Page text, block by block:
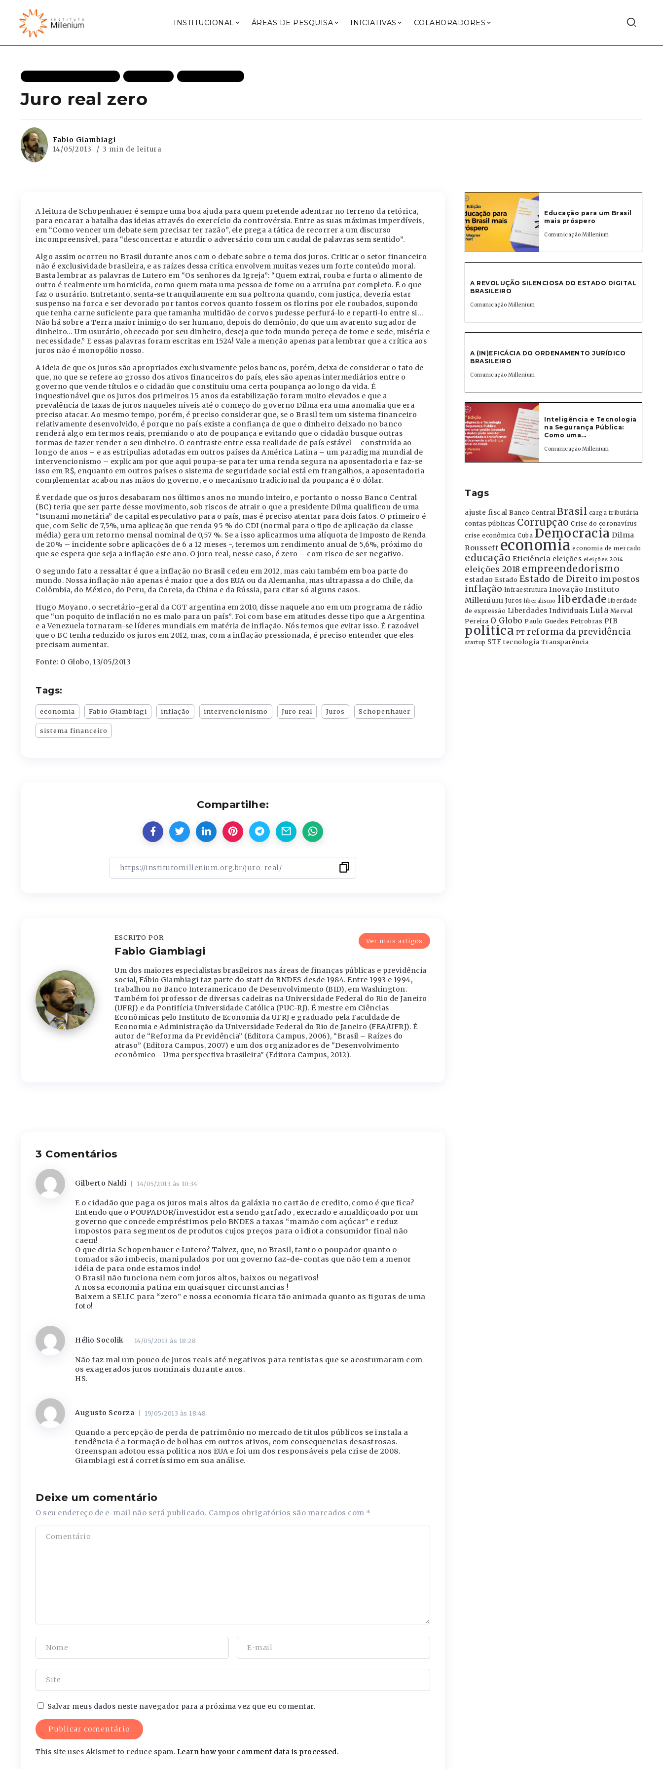
INSTITUCIONAL ÁREAS DE PESQUISA INICIATIVAS COLABORADORES
Juro real zero
Fabio Giambiagi
14/05/2013 3 min de leitura
A leitura de Schopenhauer é sempre uma boa ajuda para quem pretende adentrar no terreno da retórica,
para encarar a batalha das ideias através do exercício da controvérsia. Entre as suas máximas imperdíveis,
em “Como vencer um debate sem precisar ter razão”, ele prega a tática de recorrer a um discurso
incompreensível, para “desconcertar e aturdir o adversário com um caudal de palavras sem sentido”.
Algo assim ocorreu no Brasil durante anos com o debate sobre o tema dos juros. Criticar o setor financeiro
não é exclusividade brasileira, e as raízes dessa crítica envolvem muitas vezes um forte conteúdo moral.
Basta lembrar as palavras de Lutero em “Os senhores da Igreja”: “Quem extrai, rouba e furta o alimento de
outro é realmente um homicida, como quem mata uma pessoa de fome ou a arruína por completo. É o que
faz o usurário. Entretanto, senta-se tranquilamente em sua poltrona quando, com justiça, deveria estar
suspenso na forca e ser devorado por tantos corvos quanto fossem os florins por ele roubados, supondo
que tenha carne suficiente para que tamanha multidão de corvos pudesse perfurá-lo e reparti-lo entre si…
Não há sobre a Terra maior inimigo do ser humano, depois do demônio, do que um avarento sugador de
dinheiro… Um usurário, obcecado por seu dinheiro, deseja que todo mundo pereça de fome e sede, miséria e
necessidade.” E essas palavras foram escritas em 1524! Vale a menção apenas para lembrar que a crítica aos
juros não é monopólio nosso.
A ideia de que os juros são apropriados exclusivamente pelos bancos, porém, deixa de considerar o fato de
que, no que se refere ao grosso dos ativos financeiros do país, eles são apenas intermediários entre o
governo que vende títulos e o cidadão que constituiu uma certa poupança ao longo da vida. É
inquestionável que os juros dos primeiros 15 anos da estabilização foram muito elevados e que a
prevalência de taxas de juros naqueles níveis até o começo do governo Dilma era uma anomalia que era
preciso atacar. Ao mesmo tempo, porém, é preciso considerar que, se o Brasil tem um sistema financeiro
relativamente desenvolvido, é porque no país existe a confiança de que o dinheiro deixado no banco
renderá algo em termos reais, premiando o ato de poupança e evitando que o cidadão busque outras
formas de fazer render o seu dinheiro. O contraste entre essa realidade de país estável – construída ao
longo de anos – e as estripulias adotadas em outros países da América Latina – um paradigma mundial de
intervencionismo – explicam por que aqui poupa-se para ter uma renda segura na aposentadoria e faz-se
isso em R$, enquanto em outros países o sistema de seguridade social está em frangalhos, a aposentadoria
complementar acabou nas mãos do governo, e o mecanismo tradicional da poupança é o dólar.
É verdade que os juros desabaram nos últimos anos no mundo inteiro, e portanto o nosso Banco Central
(BC) teria que ser parte desse movimento, sob riscos de atrair o que a presidente Dilma qualificou de uma
“tsunami monetária” de capital especulativo para o país, mas é preciso atentar para dois fatos. O primeiro é
que, com Selic de 7,5%, uma aplicação que renda 95 % do CDI (normal para o tipo de aplicação da classe
média) gera um retorno mensal nominal de 0,57 %. Se a isso aplicarmos uma alíquota de Imposto de Renda
de 20% – incidente sobre aplicações de 6 a 12 meses -, teremos um rendimento anual de 5,6%, próximo do
que se espera que seja a inflação este ano. O juro real, nesse caso, é zero – com risco de ser negativo.
O segundo fato a ressaltar é que a inflação no Brasil cedeu em 2012, mas caiu também em boa parte do
mundo. Nossa inflação não apenas é maior que a dos EUA ou da Alemanha, mas ultrapassa a do Chile, da
Colômbia, do México, do Peru, da Coreia, da China e da Rússia, para citar só alguns casos.
Hugo Moyano, o secretário-geral da CGT argentina em 2010, disse naquele ano em um programa de rádio
que “un poquito de inflación no es malo para un país”. Foi com base em atitudes desse tipo que a Argentina
e a Venezuela tornaram-se líderes mundiais em matéria de inflação. Nós temos que evitar isso. É razoável
que o BC tenha reduzido os juros em 2012, mas, com a inflação pressionada, é preciso entender que eles
precisam aumentar.
Fonte: O Globo, 13/05/2013
Tags:
economia Fabio Giambiagi inflação intervencionismo Juro real Juros Schopenhauer
sistema financeiro
Compartilhe:
Ver mais artigos
ESCRITO POR
Fabio Giambiagi
Um dos maiores especialistas brasileiros nas áreas de finanças públicas e previdência
social, Fábio Giambiagi faz parte do staff do BNDES desde 1984. Entre 1993 e 1994,
trabalhou no Banco Interamericano de Desenvolvimento (BID), em Washington.
Também foi professor de diversas cadeiras na Universidade Federal do Rio de Janeiro
(UFRJ) e da Pontifícia Universidade Católica (PUC-RJ). É mestre em Ciências
Econômicas pelo Instituto de Economia da UFRJ e graduado pela Faculdade de
Economia e Administração da Universidade Federal do Rio de Janeiro (FEA/UFRJ). É
autor de “Reforma da Previdência” (Editora Campus, 2006), “Brasil – Raízes do
atraso” (Editora Campus, 2007) e um dos organizadores de "Desenvolvimento
econômico - Uma perspectiva brasileira" (Editora Campus, 2012).
3 Comentários
Gilberto Naldi 14/05/2013 às 10:34
E o cidadão que paga os juros mais altos da galáxia no cartão de credito, como é que fica?
Entendo que o POUPADOR/investidor esta sendo garfado , execrado e amaldiçoado por um
governo que concede empréstimos pelo BNDES a taxas “mamão com açúcar” e reduz
impostos para segmentos de produtos cujos preços para o idiota consumidor final não
caem!
O que diria Schopenhauer e Lutero? Talvez, que, no Brasil, tanto o poupador quanto o
tomador são imbecis, manipulados por um governo faz-de-contas que não tem a menor
idéia de para onde estamos indo!
O Brasil não funciona nem com juros altos, baixos ou negativos!
A nossa economia patina em quaisquer circunstancias !
Baixem a SELIC para “zero” e nossa economia ficara tão animada quanto as figuras de uma
foto!
Hélio Socolik 14/05/2013 às 18:28
Não faz mal um pouco de juros reais até negativos para rentistas que se acostumaram com
os exagerados juros nominais durante anos.
HS.
Augusto Scorza 19/05/2013 às 18:48
Quando a percepção de perda de patrimônio no mercado de titulos públicos se instala a
tendência é a formação de bolhas em outros ativos, com consequencias desastrosas.
Greenspan adotou essa politica nos EUA e foi um dos responsáveis pela crise de 2008.
Giambiagi está corretíssimo em sua análise.
Deixe um comentário
O seu endereço de e-mail não será publicado. Campos obrigatórios são marcados com *
Salvar meus dados neste navegador para a próxima vez que eu comentar.
This site uses Akismet to reduce spam. Learn how your comment data is processed.
Educação para um Brasil
mais próspero
Comunicação Millenium
A REVOLUÇÃO SILENCIOSA DO ESTADO DIGITAL
BRASILEIRO
Comunicação Millenium
A (IN)EFICÁCIA DO ORDENAMENTO JURÍDICO
BRASILEIRO
Comunicação Millenium
Inteligência e Tecnologia
na Segurança Pública:
Como uma...
Comunicação Millenium
Tags
ajuste fiscal Banco Central Brasil carga tributária
contas públicas Corrupção Crise do coronavírus
crise econômica Cuba Democracia Dilma
Rousseff economia economia de mercado
educação Eficiência eleições eleições 2014
eleições 2018 empreendedorismo
estadao Estado Estado de Direito impostos
inflação Infraestrutura Inovação Instituto
Millenium Juros liberalismo liberdade liberdade
de expressão Liberdades Individuais Lula Merval
Pereira O Globo Paulo Guedes Petrobras PIB
politica PT reforma da previdência
startup STF tecnologia Transparência